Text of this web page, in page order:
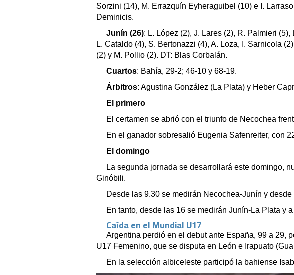
Sorzini (14), M. Errazquín Eyheraguibel (10) e I.
Deminicis.
Junín (26): L. López (2), J. Lares (2), R. Palmieri
L. Cataldo (4), S. Bertonazzi (4), A. Loza, I. Sarnicola
(2) y M. Pollio (2). DT: Blas Corbalán.
Cuartos: Bahía, 29-2; 46-10 y 68-19.
Árbitros: Agustina González (La Plata) y Heber
El primero
El certamen se abrió con el triunfo de Necochea
En el ganador sobresalió Eugenia Safenreiter, con
El domingo
La segunda jornada se desarrollará este domingo,
Ginóbili.
Desde las 9.30 se medirán Necochea-Junín y
En tanto, desde las 16 se medirán Junín-La Plata y
Caída en el Mundial U17
Argentina perdió en el debut ante España, 99 a 29,
U17 Femenino, que se disputa en León e Irapuato
En la selección albiceleste participó la bahiense